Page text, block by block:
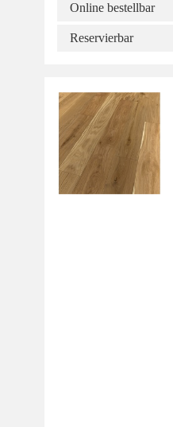
Online bestellbar
Reservierbar